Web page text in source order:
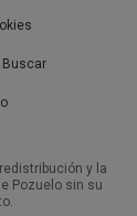
Buscar
y la
Pozuelo sin su